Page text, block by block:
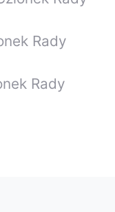
Rady
Rady